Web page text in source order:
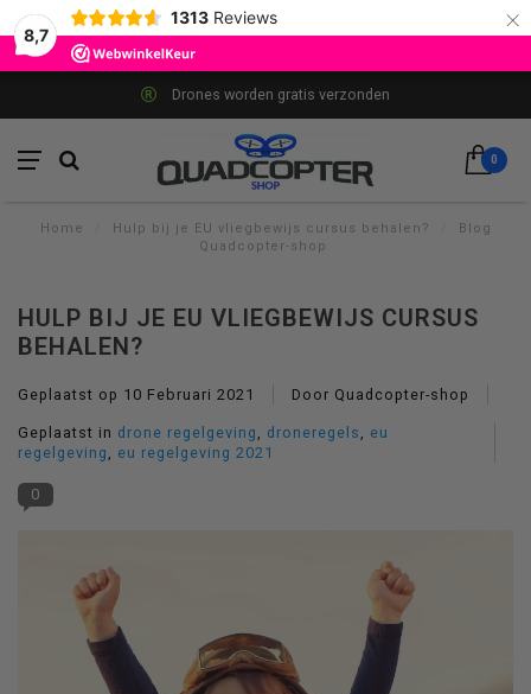
8,7
1313 Reviews ×
Drones worden gratis verzonden
0
Home Hulp bij je EU vliegbewijs cursus behalen?
Blog
Quadcopter-shop
HULP BIJ JE EU VLIEGBEWIJS CURSUS
BEHALEN?
Geplaatst op 10 Februari 2021 Door Quadcopter-shop
Geplaatst in drone regelgeving droneregels
eu
regelgeving
eu regelgeving 2021
0